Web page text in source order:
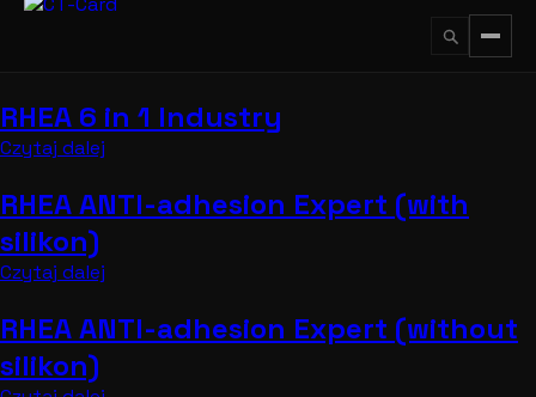
Przejdź
RHEA 6 in 1 Industry
Czytaj dalej
RHEA ANTI-adhesion Expert (with
silikon)
Czytaj dalej
RHEA ANTI-adhesion Expert (without
silikon)